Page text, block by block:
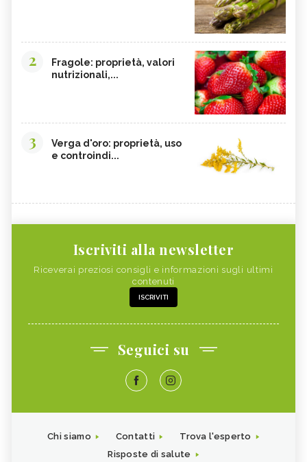
2
Fragole: proprietà, valori
nutrizionali,...
3
Verga d'oro: proprietà, uso
e controindi...
Iscriviti alla newsletter
Riceverai preziosi consigli e informazioni sugli ultimi
contenuti
ISCRIVITI
Seguici su
Chi siamo Contatti
Trova l'esperto
Risposte di salute